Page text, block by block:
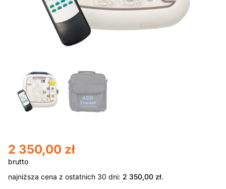
2 350,00 zł
najniższa cena z ostatnich 30 dni: 2 350,00 zł.